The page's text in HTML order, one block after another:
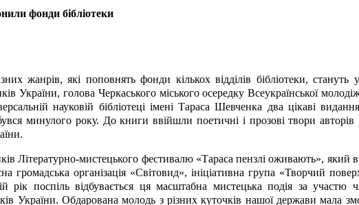
фонди бібліотеки
які поповнять фонди кількох відділів бібліотеки, стануть
голова Черкаського міського осередку Всеукраїнської
науковій бібліотеці імені Тараса Шевченка два цікаві
минулого року. До книги ввійшли поетичні і прозові твори авторів
Літературно-мистецького фестивалю «Тараса пензлі оживають»,
громадська організація «Світовид», ініціативна група «Творчий
рік поспіль відбувається ця масштабна мистецька подія за
України. Обдарована молодь з різних куточків нашої держави мала